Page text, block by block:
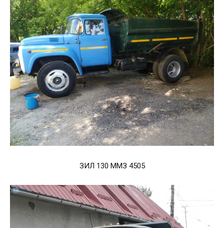
ЗИЛ 130 ММЗ 4505